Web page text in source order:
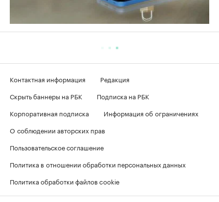
Контактная информация
Редакция
Скрыть баннеры на РБК
Подписка на РБК
Корпоративная подписка
Информация об ограничениях
О соблюдении авторских прав
Пользовательское соглашение
Политика в отношении обработки персональных данных
Политика обработки файлов cookie